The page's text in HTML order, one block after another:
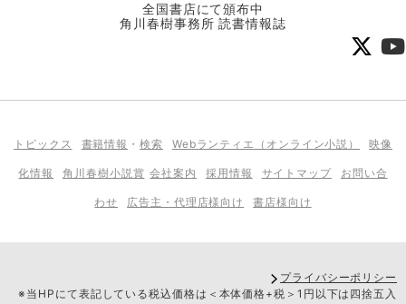
全国書店にて頒布中
角川春樹事務所 読書情報誌
トピックス 書籍情報 ・検索 Webランティエ（オンライン小説） 映像
化情報 角川春樹小説賞 会社案内 採用情報 サイトマップ お問い合
わせ 広告主・代理店様向け 書店様向け
プライバシーポリシー
※当HPにて表記している税込価格は＜本体価格+税＞1円以下は四捨五入